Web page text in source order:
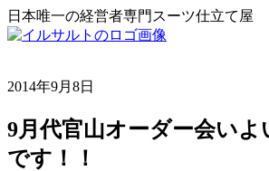
日本唯一の経営者専門スーツ仕立て屋
2014年9月8日
9月代官山オーダー会いよ
です！！